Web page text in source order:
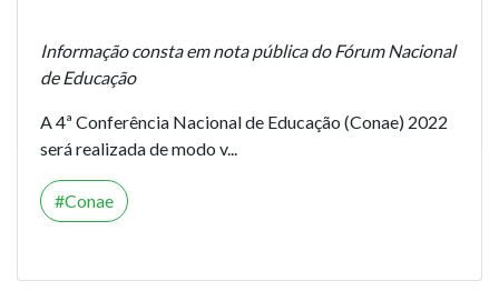
Informação consta em nota pública do Fórum Nacional
de Educação
A 4ª Conferência Nacional de Educação (Conae) 2022
será realizada de modo v...
Conae